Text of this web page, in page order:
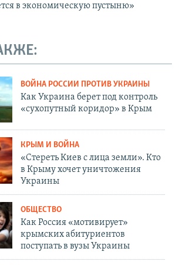
в экономическую пустыню»
ВОЙНА РОССИИ ПРОТИВ УКРАИНЫ
Как Украина берет под контроль
«сухопутный коридор» в Крым
КРЫМ И ВОЙНА
«Стереть Киев с лица земли». Кто
в Крыму хочет уничтожения
Украины
ОБЩЕСТВО
Как Россия «мотивирует»
крымских абитуриентов
поступать в вузы Украины